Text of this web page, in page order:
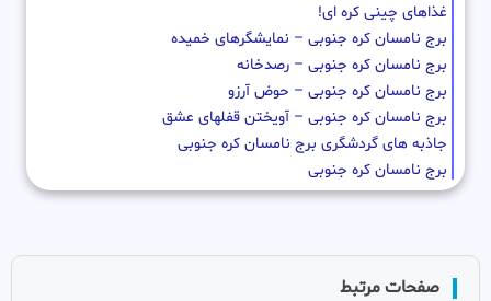
غذاهای چینی کره ای!
برج نامسان کره جنوبی – نمایشگرهای خمیده
برج نامسان کره جنوبی – رصدخانه
برج نامسان کره جنوبی – حوض آرزو
برج نامسان کره جنوبی – آویختن قفلهای عشق
جاذبه های گردشگری برج نامسان کره جنوبی
برج نامسان کره جنوبی
صفحات مرتبط